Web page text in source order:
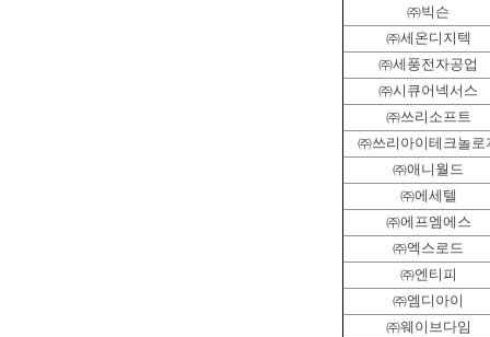
㈜빅슨
㈜세온디지텍
㈜세풍전자공업
㈜시큐어넥서스
㈜쓰리소프트
㈜쓰리아이테크놀로
㈜애니월드
㈜에세텔
㈜에프엠에스
㈜엑스로드
㈜엔티피
㈜엠디아이
㈜웨이브다임